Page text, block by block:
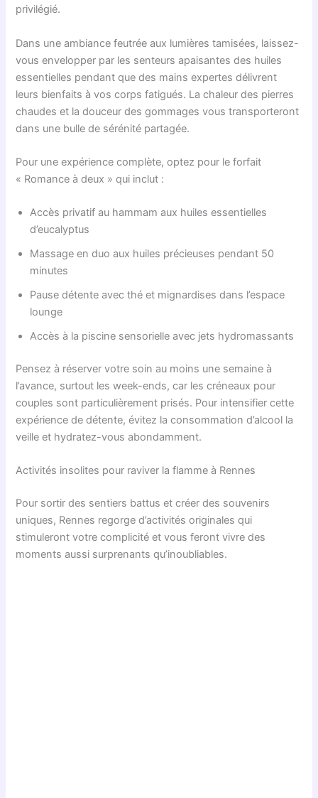
privilégié.
Dans une ambiance feutrée aux lumières tamisées, laissez-
vous envelopper par les senteurs apaisantes des huiles
essentielles pendant que des mains expertes délivrent
leurs bienfaits à vos corps fatigués. La chaleur des pierres
chaudes et la douceur des gommages vous transporteront
dans une bulle de sérénité partagée.
Pour une expérience complète, optez pour le forfait
« Romance à deux » qui inclut :
Accès privatif au hammam aux huiles essentielles
d’eucalyptus
Massage en duo aux huiles précieuses pendant 50
minutes
Pause détente avec thé et mignardises dans l’espace
lounge
Accès à la piscine sensorielle avec jets hydromassants
Pensez à réserver votre soin au moins une semaine à
l’avance, surtout les week-ends, car les créneaux pour
couples sont particulièrement prisés. Pour intensifier cette
expérience de détente, évitez la consommation d’alcool la
veille et hydratez-vous abondamment.
Activités insolites pour raviver la flamme à Rennes
Pour sortir des sentiers battus et créer des souvenirs
uniques, Rennes regorge d’activités originales qui
stimuleront votre complicité et vous feront vivre des
moments aussi surprenants qu’inoubliables.